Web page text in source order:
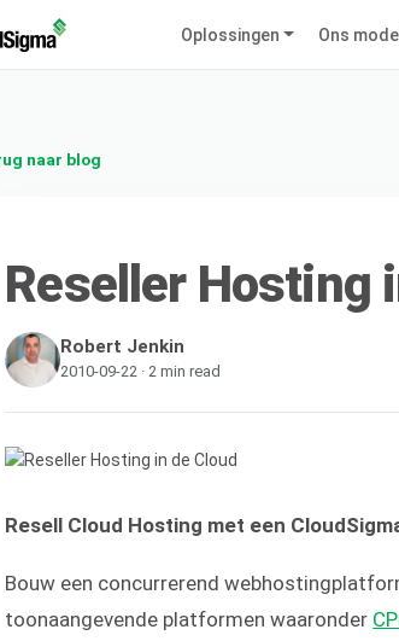
Oplossingen Ons
naar blog
Reseller Hosting
Robert Jenkin
2010-09-22 · 2 min read
Resell Cloud Hosting met een
Bouw een concurrerend
toonaangevende platformen waaronder